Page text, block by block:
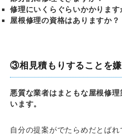
修理にいくらぐらいかかります
屋根修理の資格はありますか？
③相見積もりすることを
悪質な業者はまともな屋根修
います。
自分の提案がでたらめだとばれ